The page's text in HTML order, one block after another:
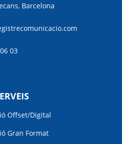
Barcelona
03
Offset/Digital
Gran Format